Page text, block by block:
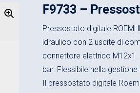
F9733 –
Pressostato digitale
idraulico con 2 uscite di
connettore elettrico
bar. Flessibile nella
Il pressostato digitale